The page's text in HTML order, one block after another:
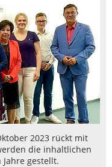
2023 rückt mit
die inhaltlichen
gestellt.